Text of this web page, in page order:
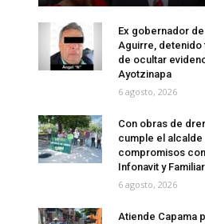
Ex gobernador
Aguirre, detenido
de ocultar
Ayotzinapa
6 agosto, 2026
Con obras de
cumple el alcalde
compromisos
Infonavit y Familiar
6 agosto, 2026
Atiende Capama